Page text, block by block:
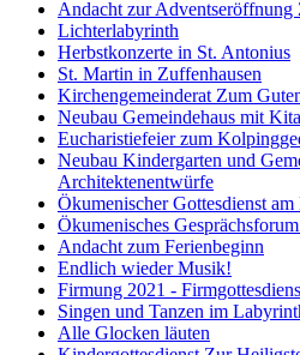
Andacht zur Adventseröffnung
Lichterlabyrinth
Herbstkonzerte in St. Antonius
St. Martin in Zuffenhausen
Kirchengemeinderat Zum
Neubau Gemeindehaus mit
Eucharistiefeier zum
Neubau Kindergarten und
Architektenentwürfe
Ökumenischer Gottesdienst
Ökumenisches
Andacht zum Ferienbeginn
Endlich wieder Musik!
Firmung 2021 -
Singen und Tanzen im
Alle Glocken läuten